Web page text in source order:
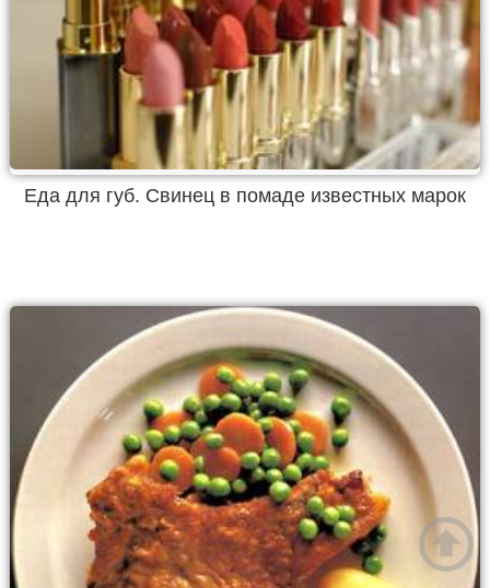
Еда для губ. Свинец в помаде известных марок